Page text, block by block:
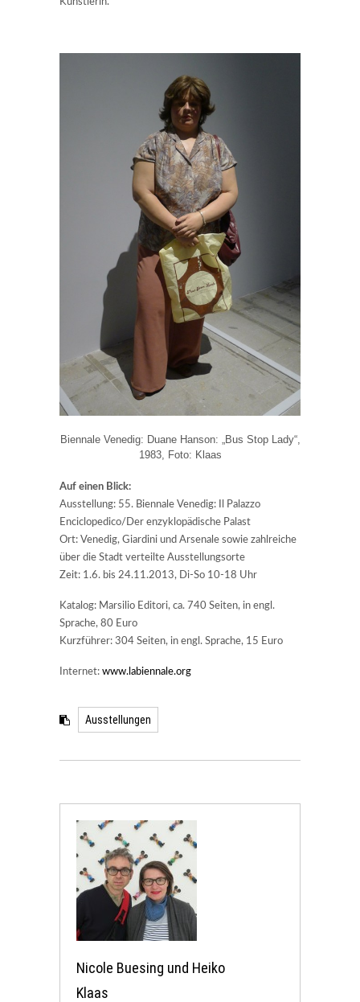
Künstlerin.
Biennale Venedig: Duane Hanson: „Bus Stop Lady“,
1983, Foto: Klaas
Auf einen Blick:
Ausstellung: 55. Biennale Venedig: Il Palazzo
Enciclopedico/Der enzyklopädische Palast
Ort: Venedig, Giardini und Arsenale sowie zahlreiche
über die Stadt verteilte Ausstellungsorte
Zeit: 1.6. bis 24.11.2013, Di-So 10-18 Uhr
Katalog: Marsilio Editori, ca. 740 Seiten, in engl.
Sprache, 80 Euro
Kurzführer: 304 Seiten, in engl. Sprache, 15 Euro
Internet: www.labiennale.org
Ausstellungen
Nicole Buesing und Heiko
Klaas